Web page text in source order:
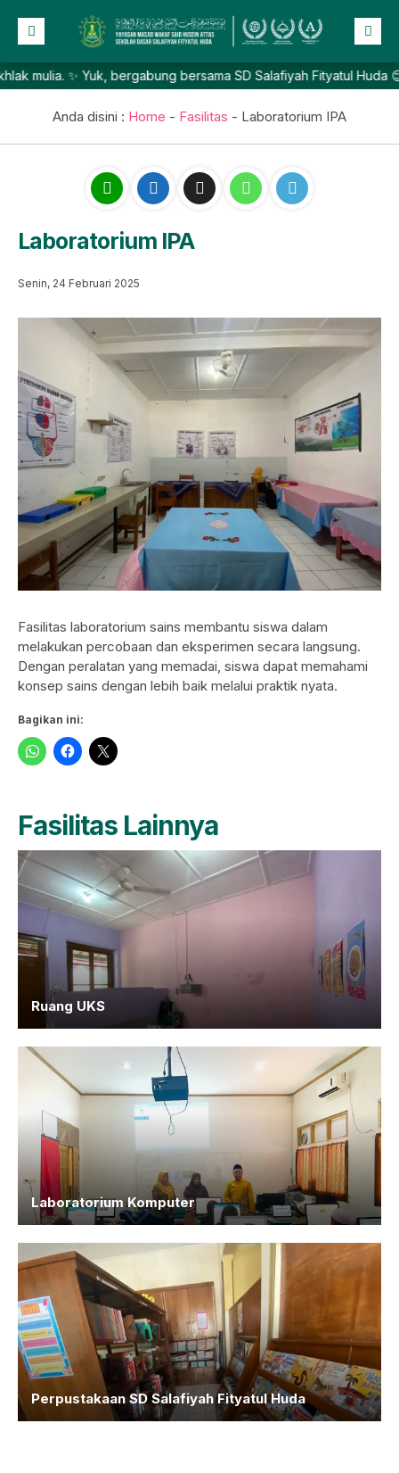
Beranda
Profil
Berita
Lainnya
✨ Yuk, bergabung bersama SD Salafiyah Fityatul Huda 😊
Anda disini : Home - Fasilitas - Laboratorium IPA
Laboratorium IPA
Senin, 24 Februari 2025
Fasilitas laboratorium sains membantu siswa dalam
melakukan percobaan dan eksperimen secara langsung.
Dengan peralatan yang memadai, siswa dapat memahami
konsep sains dengan lebih baik melalui praktik nyata.
Bagikan ini:
Fasilitas Lainnya
Ruang UKS
Laboratorium Komputer
Perpustakaan SD Salafiyah Fityatul Huda